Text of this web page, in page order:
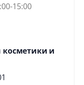
15:00
косметики и